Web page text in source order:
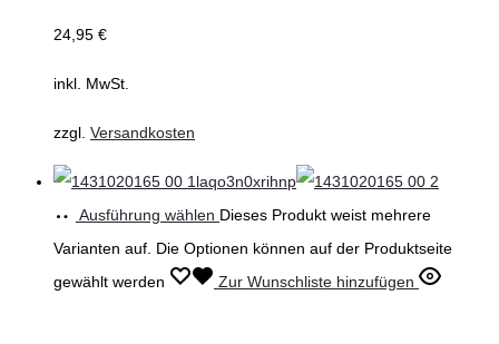
24,95 €
inkl. MwSt.
zzgl. Versandkosten
Ausführung wählen Dieses Produkt weist mehrere
Varianten auf. Die Optionen können auf der Produktseite
gewählt werden
Zur Wunschliste hinzufügen